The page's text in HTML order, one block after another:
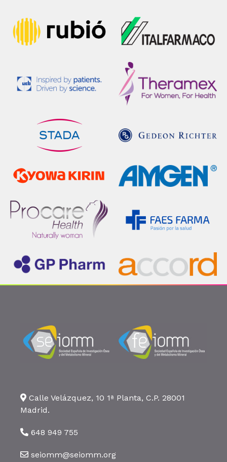
Calle Velázquez, 10 1ª Planta, C.P. 28001
Madrid.
648 949 755
seiomm@seiomm.org